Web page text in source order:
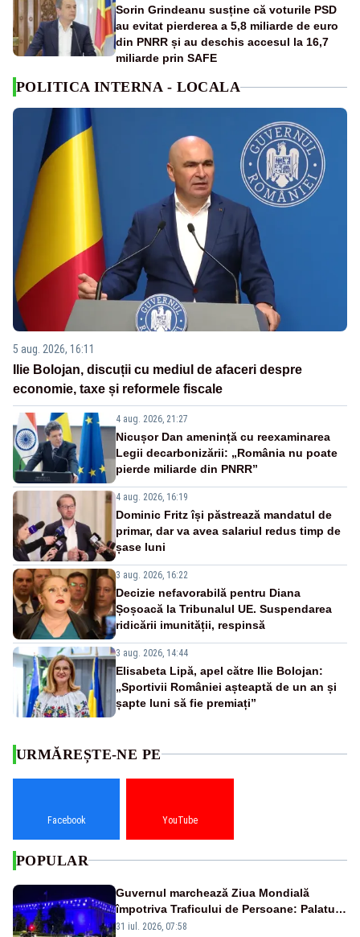
Sorin Grindeanu susține că voturile PSD
au evitat pierderea a 5,8 miliarde de euro
din PNRR și au deschis accesul la 16,7
miliarde prin SAFE
POLITICA INTERNA - LOCALA
5 aug. 2026, 16:11
Ilie Bolojan, discuții cu mediul de afaceri despre
economie, taxe și reformele fiscale
4 aug. 2026, 21:27
Nicușor Dan amenință cu reexaminarea
Legii decarbonizării: „România nu poate
pierde miliarde din PNRR”
4 aug. 2026, 16:19
Dominic Fritz își păstrează mandatul de
primar, dar va avea salariul redus timp de
șase luni
3 aug. 2026, 16:22
Decizie nefavorabilă pentru Diana
Șoșoacă la Tribunalul UE. Suspendarea
ridicării imunității, respinsă
3 aug. 2026, 14:44
Elisabeta Lipă, apel către Ilie Bolojan:
„Sportivii României așteaptă de un an și
șapte luni să fie premiați”
URMĂREȘTE-NE PE
Facebook YouTube
POPULAR
Guvernul marchează Ziua Mondială
împotriva Traficului de Persoane: Palatul
Victoria, iluminat în albastru
31 iul. 2026, 07:58